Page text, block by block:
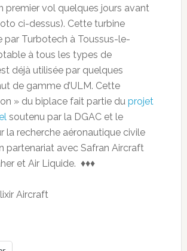
premier vol quelques jours avant
ci-dessus). Cette turbine
par Turbotech à Toussus-le-
à tous les types de
déjà utilisée par quelques
de gamme d’ULM. Cette
» du biplace fait partie du projet
soutenu par la DGAC et le
la recherche aéronautique civile
partenariat avec Safran Aircraft
et Air Liquide. ♦♦♦
Aircraft